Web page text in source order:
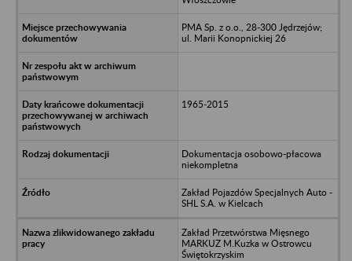
PMA Sp. z o.o., 28-300 Jędrzejów;
ul. Marii Konopnickiej 26
1965-2015
Dokumentacja osobowo-płacowa
niekompletna
Zakład Pojazdów Specjalnych Auto -
SHL S.A. w Kielcach
Zakład Przetwórstwa Mięsnego
MARKUZ M.Kuzka w Ostrowcu
Świętokrzyskim